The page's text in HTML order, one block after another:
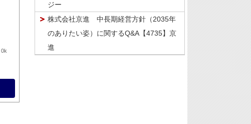
0k
ジー
株式会社京進 中長期経営方針（2035年
のありたい姿）に関するQ&A【4735】京
進